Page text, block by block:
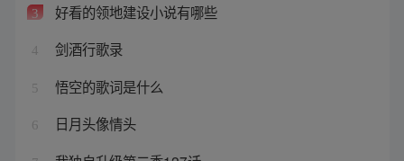
3 好看的领地建设小说有哪些
4 剑酒行歌录
5 悟空的歌词是什么
6 日月头像情头